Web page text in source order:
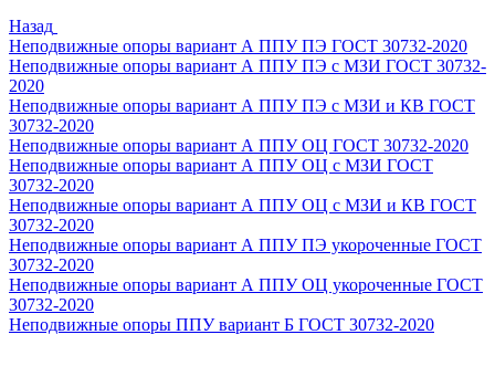
Назад
Неподвижные опоры вариант А ППУ ПЭ ГОСТ 30732-2020
Неподвижные опоры вариант А ППУ ПЭ с МЗИ ГОСТ 30732-
2020
Неподвижные опоры вариант А ППУ ПЭ с МЗИ и КВ ГОСТ
30732-2020
Неподвижные опоры вариант А ППУ ОЦ ГОСТ 30732-2020
Неподвижные опоры вариант А ППУ ОЦ с МЗИ ГОСТ
30732-2020
Неподвижные опоры вариант А ППУ ОЦ с МЗИ и КВ ГОСТ
30732-2020
Неподвижные опоры вариант А ППУ ПЭ укороченные ГОСТ
30732-2020
Неподвижные опоры вариант А ППУ ОЦ укороченные ГОСТ
30732-2020
Неподвижные опоры ППУ вариант Б ГОСТ 30732-2020